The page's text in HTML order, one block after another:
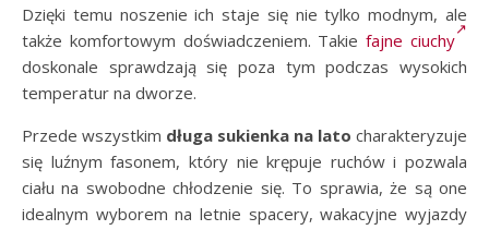
Dzięki temu noszenie ich staje się nie tylko modnym, ale
także komfortowym doświadczeniem. Takiefajne ciuchy
doskonale sprawdzają się poza tym podczas wysokich
temperatur na dworze.
Przede wszystkim długa sukienka na lato charakteryzuje
się luźnym fasonem, który nie krępuje ruchów i pozwala
ciału na swobodne chłodzenie się. To sprawia, że są one
idealnym wyborem na letnie spacery, wakacyjne wyjazdy